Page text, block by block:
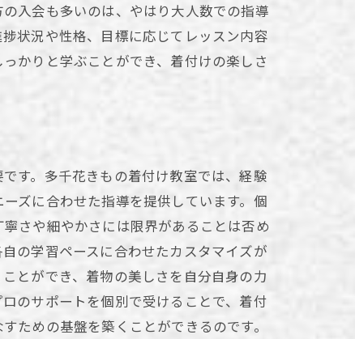
入会も多いのは、やはり大人数での指導
状況や性格、目標に応じてレッスン内容
かりと学ぶことができ、着付けの楽しさ
す。多千花きもの着付け教室では、経験
ズに合わせた指導を提供しています。個
さや細やかさには限界があることは否め
の学習ペースに合わせたカスタマイズが
とができ、着物の美しさを自分自身の力
のサポートを個別で受けることで、着付
ための基盤を築くことができるのです。